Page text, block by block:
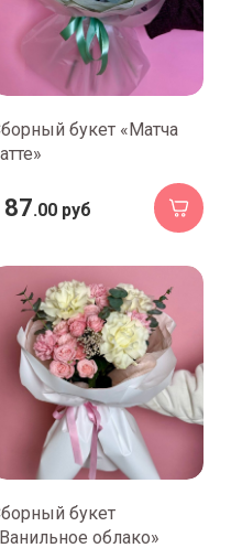
букет «Матча
.00 руб
букет
облако»